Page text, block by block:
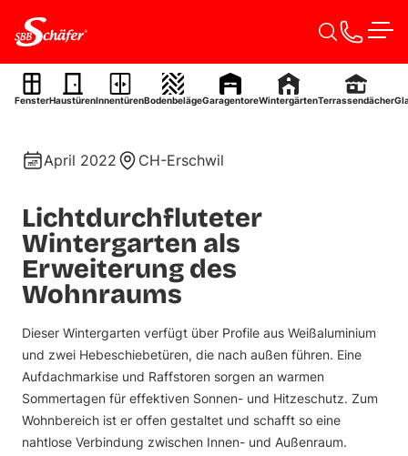
FensterHaustürenInnentürenBodenbelägeGaragentoreWintergärtenTerrassendächer
Wintergarten
April 2022 CH-Erschwil
Lichtdurchfluteter
Wintergarten als
Erweiterung des
Wohnraums
Dieser Wintergarten verfügt über Profile aus Weißaluminium
und zwei Hebeschiebetüren, die nach außen führen. Eine
Aufdachmarkise und Raffstoren sorgen an warmen
Sommertagen für effektiven Sonnen- und Hitzeschutz. Zum
Wohnbereich ist er offen gestaltet und schafft so eine
nahtlose Verbindung zwischen Innen- und Außenraum.